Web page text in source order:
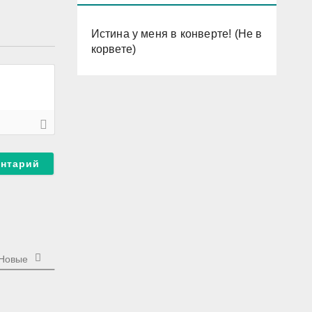
Истина у меня в конверте! (Не в
корвете)